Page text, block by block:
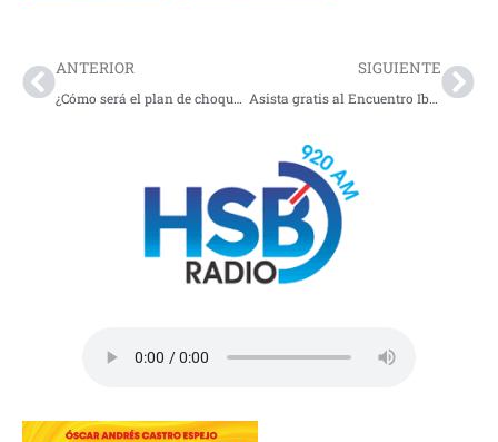
ANTERIOR
¿Cómo será el plan de choque en salud?
SIGUIENTE
Asista gratis al Encuentro Iberoamericano de Cultura 2026 en Bogotá